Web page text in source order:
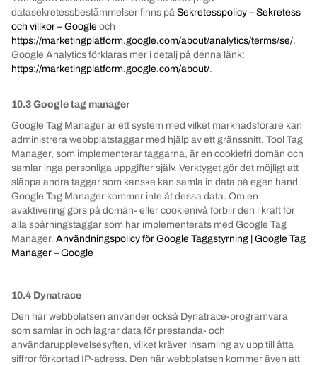
datasekretessbestämmelser finns på Sekretesspolicy – ​​Sekretess
och villkor – Google och
https://marketingplatform.google.com/about/analytics/terms/se/.
Google Analytics förklaras mer i detalj på denna länk:
https://marketingplatform.google.com/about/.
10.3 Google tag manager
Google Tag Manager är ett system med vilket marknadsförare kan
administrera webbplatstaggar med hjälp av ett gränssnitt. Tool Tag
Manager, som implementerar taggarna, är en cookiefri domän och
samlar inga personliga uppgifter själv. Verktyget gör det möjligt att
släppa andra taggar som kanske kan samla in data på egen hand.
Google Tag Manager kommer inte åt dessa data. Om en
avaktivering görs på domän- eller cookienivå förblir den i kraft för
alla spårningstaggar som har implementerats med Google Tag
Manager. Användningspolicy för Google Taggstyrning | Google Tag
Manager – Google
10.4 Dynatrace
Den här webbplatsen använder också Dynatrace-programvara
som samlar in och lagrar data för prestanda- och
användarupplevelsesyften, vilket kräver insamling av upp till åtta
siffror förkortad IP-adress. Den här webbplatsen kommer även att